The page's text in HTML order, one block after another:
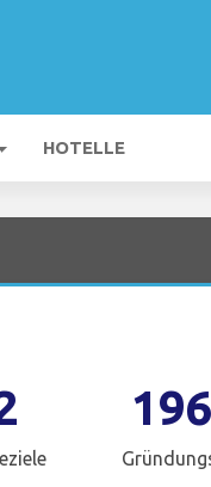
HOTELLE